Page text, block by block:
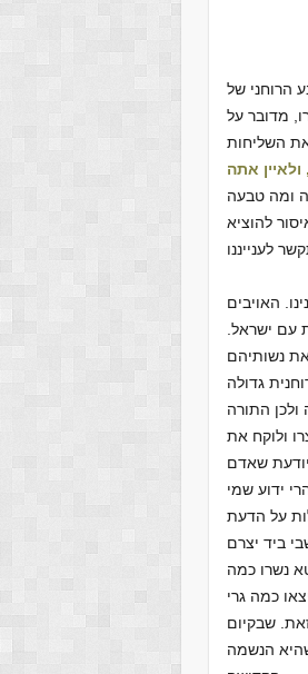
הרוחני של
מדובר על
השליחות
אתה
להוציא
האויבים
עם ישראל.
נשותיהם
התורה
ולוקח את
שאדם
ידוע שמי
על הדעת
נשרו כמה
כמה גרי
שבקיום
הנשמה